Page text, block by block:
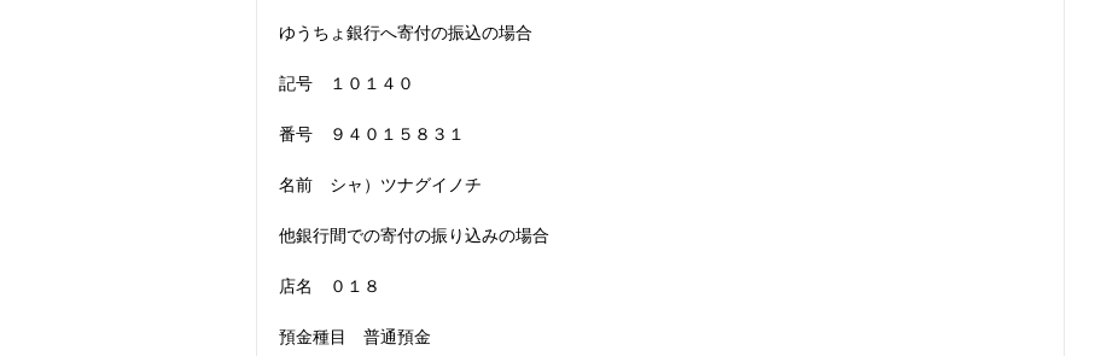
ゆうちょ銀行へ寄付の振込の場合
記号　１０１４０
番号　９４０１５８３１
名前　シャ）ツナグイノチ
他銀行間での寄付の振り込みの場合
店名　０１８
預金種目　普通預金